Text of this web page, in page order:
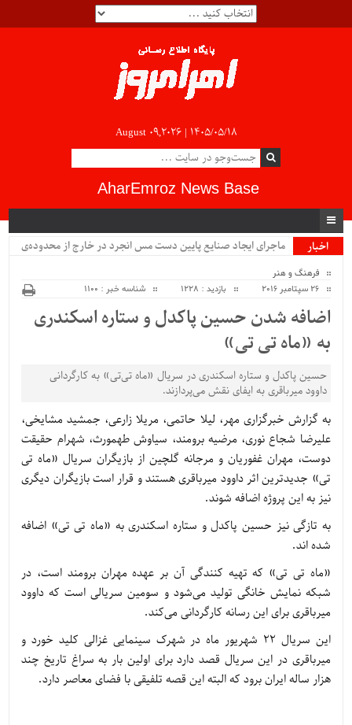
August 09,2026 | ۱۴۰۵/۰۵/۱۸
AharEmroz News Base
اخبار
ماجرای ایجاد صنایع پایین دست مس انجرد در خارج از محدوده‌ی
فرهنگ و هنر
26 سپتامبر 2016
بازدید : 1228 شناسه خبر : 1100
اضافه شدن حسین پاکدل و ستاره اسکندری
به «ماه تی تی»
حسین پاکدل و ستاره اسکندری در سریال «ماه تی‌تی» به کارگردانی
داوود میرباقری به ایفای نقش می‌پردازند.
به گزارش خبرگزاری مهر، لیلا حاتمی، مریلا زارعی، جمشید مشایخی،
علیرضا شجاع نوری، مرضیه برومند، سیاوش طهمورث، شهرام حقیقت
دوست، مهران غفوریان و مرجانه گلچین از بازیگران سریال «ماه تی
تی» جدیدترین اثر داوود میرباقری هستند و قرار است بازیگران دیگری
نیز به این پروژه اضافه شوند.
به تازگی نیز حسین پاکدل و ستاره اسکندری به «ماه تی تی» اضافه
شده اند.
«ماه تی تی» که تهیه‌ کنندگی آن بر عهده مهران برومند است، در
شبکه نمایش خانگی تولید می‌شود و سومین سریالی است که داوود
میرباقری برای این رسانه کارگردانی می‌کند.
این سریال ۲۲ شهریور ماه در شهرک سینمایی غزالی کلید خورد و
میرباقری در این سریال قصد دارد برای اولین بار به سراغ تاریخ چند
هزار ساله ایران برود که البته این قصه تلفیقی با فضای معاصر دارد.